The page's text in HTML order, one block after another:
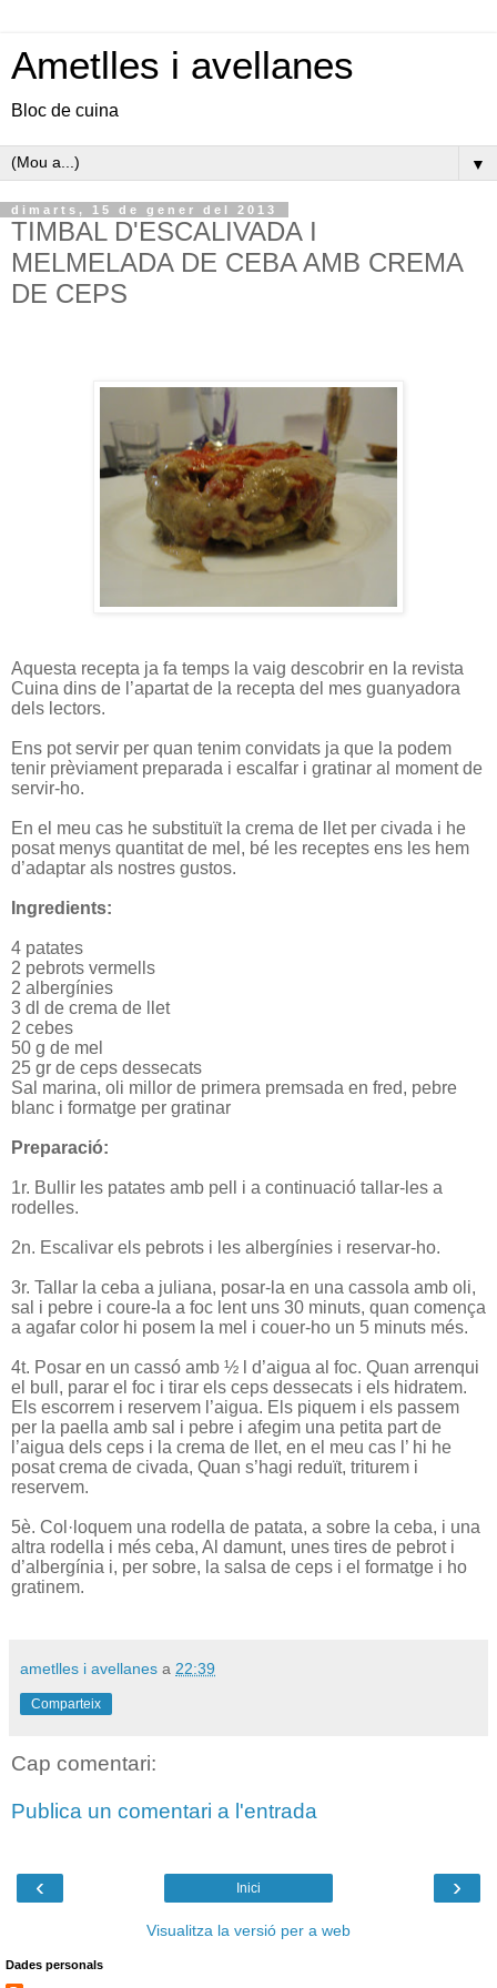
Ametlles i avellanes
Bloc de cuina
▼
dimarts, 15 de gener del 2013
TIMBAL D'ESCALIVADA I
MELMELADA DE CEBA AMB CREMA
DE CEPS
Aquesta recepta ja fa temps la vaig descobrir en la revista
Cuina dins de l’apartat de la recepta del mes guanyadora
dels lectors.
Ens pot servir per quan tenim convidats ja que la podem
tenir prèviament preparada i escalfar i gratinar al moment de
servir-ho.
En el meu cas he substituït la crema de llet per civada i he
posat menys quantitat de mel, bé les receptes ens les hem
d’adaptar als nostres gustos.
Ingredients:
4 patates
2 pebrots vermells
2 albergínies
3 dl de crema de llet
2 cebes
50 g de mel
25 gr de ceps dessecats
Sal marina, oli millor de primera premsada en fred, pebre
blanc i formatge per gratinar
Preparació:
1r. Bullir les patates amb pell i a continuació tallar-les a
rodelles.
2n. Escalivar els pebrots i les albergínies i reservar-ho.
3r. Tallar la ceba a juliana, posar-la en una cassola amb oli,
sal i pebre i coure-la a foc lent uns 30 minuts, quan comença
a agafar color hi posem la mel i couer-ho un 5 minuts més.
4t. Posar en un cassó amb ½ l d’aigua al foc. Quan arrenqui
el bull, parar el foc i tirar els ceps dessecats i els hidratem.
Els escorrem i reservem l’aigua. Els piquem i els passem
per la paella amb sal i pebre i afegim una petita part de
l’aigua dels ceps i la crema de llet, en el meu cas l’ hi he
posat crema de civada, Quan s’hagi reduït, triturem i
reservem.
5è. Col·loquem una rodella de patata, a sobre la ceba, i una
altra rodella i més ceba, Al damunt, unes tires de pebrot i
d’albergínia i, per sobre, la salsa de ceps i el formatge i ho
gratinem.
ametlles i avellanes a 22:39
Comparteix
Cap comentari:
Publica un comentari a l'entrada
‹ ›
Inici
Visualitza la versió per a web
Dades personals